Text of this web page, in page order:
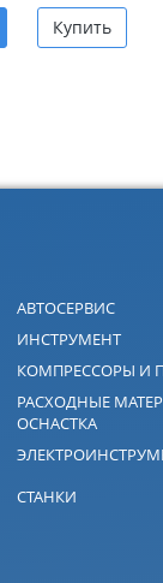
Купить
АВТОСЕРВИС
ИНСТРУМЕНТ
КОМПРЕССОРЫ И
РАСХОДНЫЕ
ОСНАСТКА
СТАНКИ